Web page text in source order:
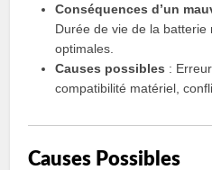
Conséquences d’un
Durée de vie de la
optimales.
Causes possibles :
compatibilité matériel,
Causes Possibles